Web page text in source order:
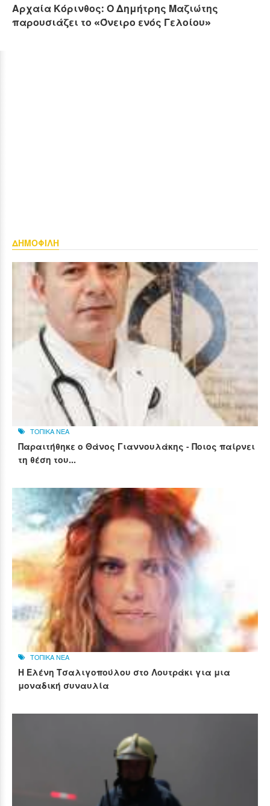
Αρχαία Κόρινθος: Ο Δημήτρης Μαζιώτης
παρουσιάζει το «Όνειρο ενός Γελοίου»
ΔΗΜΟΦΙΛΗ
ΤΟΠΙΚΑ ΝΕΑ
Παραιτήθηκε ο Θάνος Γιαννουλάκης - Ποιος παίρνει
τη θέση του...
ΤΟΠΙΚΑ ΝΕΑ
Η Ελένη Τσαλιγοπούλου στο Λουτράκι για μια
μοναδική συναυλία